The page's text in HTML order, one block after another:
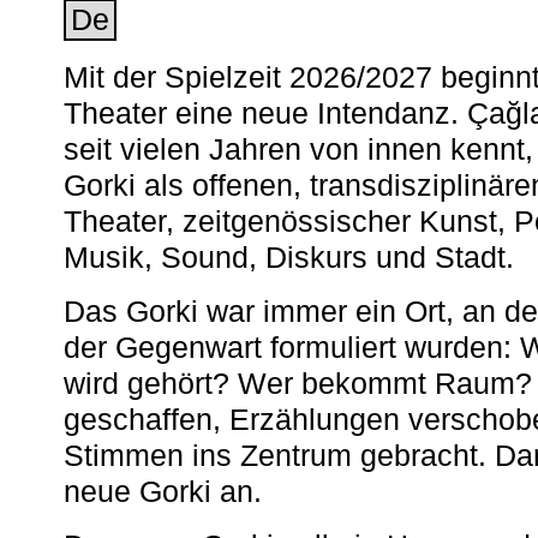
De
Mit der Spielzeit 2026/2027
Theater eine neue Intendanz.
seit vielen Jahren von innen
Gorki als offenen,
Theater, zeitgenössischer Kunst,
Musik, Sound, Diskurs und Stadt.
Das Gorki war immer ein Ort, an
der Gegenwart formuliert wurden:
wird gehört? Wer bekommt
geschaffen, Erzählungen
Stimmen ins Zentrum gebracht.
neue Gorki an.